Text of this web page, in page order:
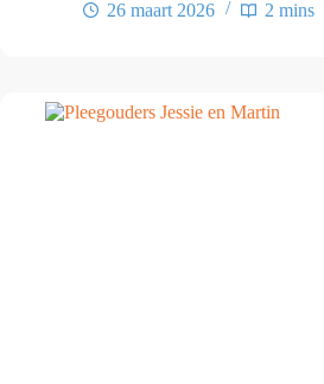
26 maart 2026
2 mins